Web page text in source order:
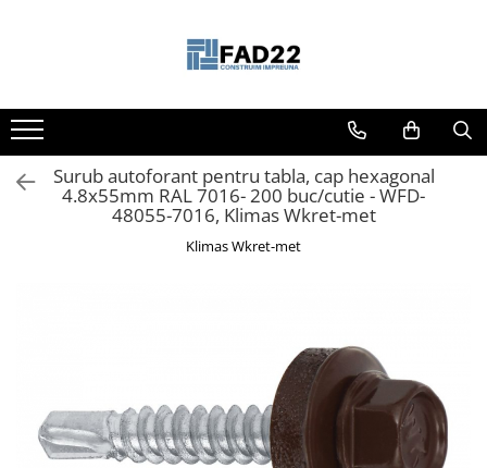
Materiale de constructii
Termoizolatii
Vata minerala
Polistiren
Tavan
Accesorii pentru cofraje
Surub autoforant pentru tabla, cap hexagonal
4.8x55mm RAL 7016- 200 buc/cutie - WFD-
48055-7016, Klimas Wkret-met
Klimas Wkret-met